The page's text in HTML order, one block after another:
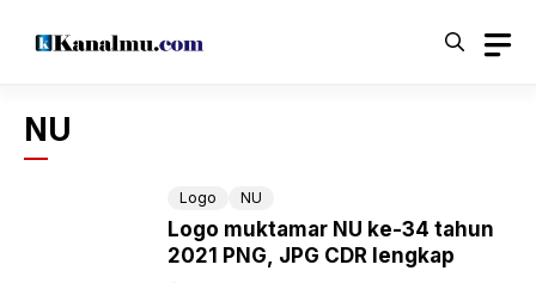
NU
Logo NU
Logo muktamar NU ke-34 tahun
2021 PNG, JPG CDR lengkap